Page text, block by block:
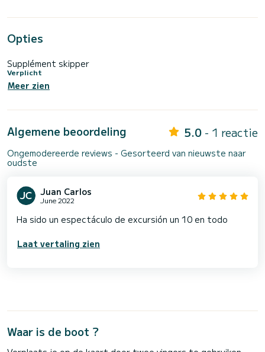
Opties
Supplément skipper
Verplicht
Meer zien
Algemene beoordeling 5.0 - 1 reactie
Ongemodereerde reviews - Gesorteerd van nieuwste naar
oudste
Juan Carlos
June 2022
Ha sido un espectáculo de excursión un 10 en todo
Laat vertaling zien
Waar is de boot ?